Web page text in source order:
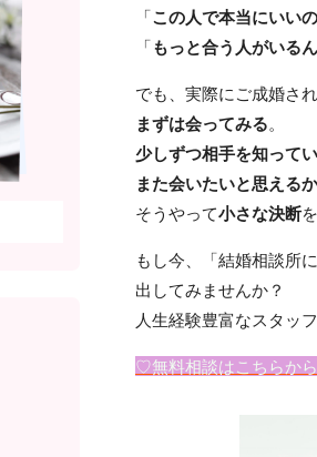
「この人で本当にいい
「もっと合う人がいる
でも、実際にご成婚さ
まずは会ってみる
少しずつ相手を知って
また会いたいと思える
そうやって小さな決断
もし今、「結婚相談所
出してみませんか？
人生経験豊富なスタッ
♡無料相談はこちらか